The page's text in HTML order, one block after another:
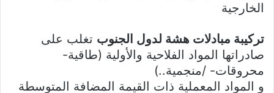
الخارجية
تركيبة مبادلات هشة لدول الجنوب تغلب على
صادراتها المواد الفلاحية والأولية (طاقية-
محروقات- /منجمية..)
و المواد المعملية ذات القيمة المضافة المتوسطة